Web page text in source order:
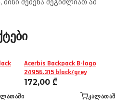
Acerbis Backpack B-logo
24956.315 black/grey
172,00 ₾